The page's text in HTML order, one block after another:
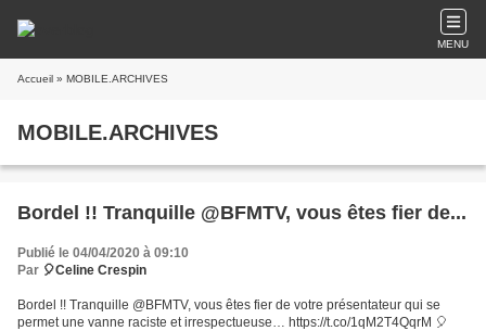
MENU
Accueil » MOBILE.ARCHIVES
MOBILE.ARCHIVES
Bordel !! Tranquille @BFMTV, vous êtes fier de...
Publié le 04/04/2020 à 09:10
Par 🎈Celine Crespin
Bordel !! Tranquille @BFMTV, vous êtes fier de votre présentateur qui se
permet une vanne raciste et irrespectueuse… https://t.co/1qM2T4QqrM 🎈